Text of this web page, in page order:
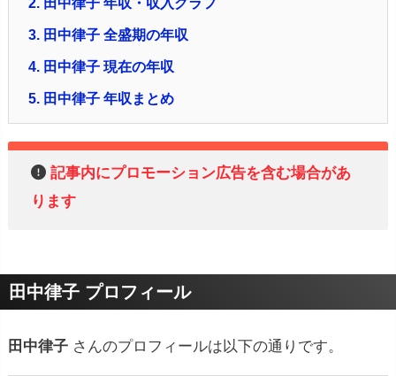
2. 田中律子 年収・収入グラフ
3. 田中律子 全盛期の年収
4. 田中律子 現在の年収
5. 田中律子 年収まとめ
記事内にプロモーション広告を含む場合があ
ります
田中律子 プロフィール
田中律子 さんのプロフィールは以下の通りです。